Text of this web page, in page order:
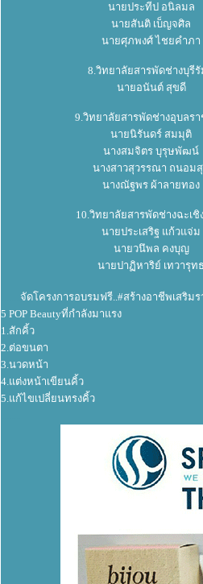
นายประทีป อนิลมล
นายสันติ เบ็ญจศิล
นายศุภพงศ์ ไชยคำภา
8.วิทยาลัยสารพัดช่างบุรี
นายอนันต์ สุขดี
9.วิทยาลัยสารพัดช่างอุบลร
นายนิรันดร์ สมมุติ
นางสมจิตร บุรุษพัฒน์
นางสาวสุวรรณา ถนอม
นางณัฐพร ผ้าลายทอง
10.วิทยาลัยสารพัดช่างฉะเชิ
นายประเสริฐ แก้วแจ่ม
นายวนึพล คงบุญ
นายปาฏิหาริย์ เทวารุทธ
จัดโครงการอบรมฟรี..#สร้างอาชีพเสริม
5 POP Beautyที่กำลังมาแรง
1.สักคิ้ว
2.ต่อขนตา
3.นวดหน้า
4.แต่งหน้าเขียนคิ้ว
5.แก้ไขเปลี่ยนทรงคิ้ว